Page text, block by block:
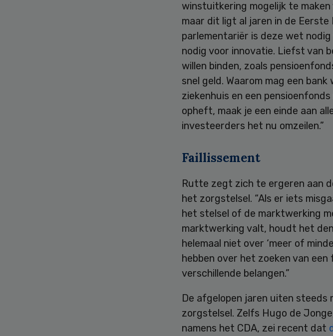
winstuitkering mogelijk te
maar dit ligt al jaren in de Eerste
parlementariër is deze wet nodig
nodig voor innovatie. Liefst van
willen binden, zoals
snel geld. Waarom mag een
ziekenhuis en een
opheft, maak je een einde aan
investeerders het nu omzeilen.”
Faillissement
Rutte zegt zich te ergeren aan
het zorgstelsel. “Als er iets
het stelsel of de marktwerking
marktwerking valt, houdt het
helemaal niet over ‘meer of
hebben over het zoeken van
verschillende belangen.”
De afgelopen jaren uiten steeds
zorgstelsel. Zelfs Hugo de
namens het CDA, zei recent dat